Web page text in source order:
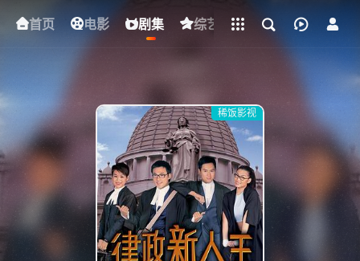
首页 电影 剧集 综艺 动漫 短剧
下载客户端
稀饭影视